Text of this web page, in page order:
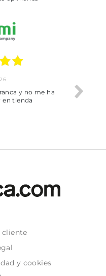
y no me ha
en tienda
cliente
y cookies